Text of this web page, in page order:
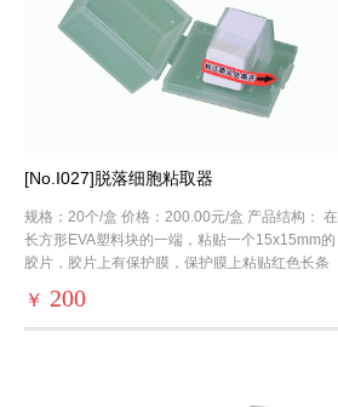
[No.I027]脱落细胞粘取器
规格：20个/盒 价格：200.00元/盒 产品结构： 在
长方形EVA塑料块的一端，粘贴一个15x15mm的
胶片，胶片上有保护膜，保护膜上粘贴红色长条
塑
￥ 200